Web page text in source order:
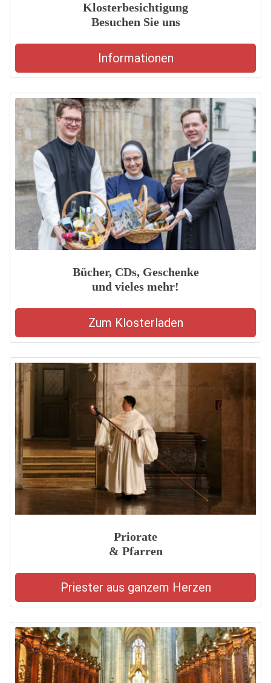
Klosterbesichtigung
Besuchen Sie uns
Informationen
Bücher, CDs, Geschenke
und vieles mehr!
Zum Klosterladen
Priorate
& Pfarren
Priester aus ganzem Herzen